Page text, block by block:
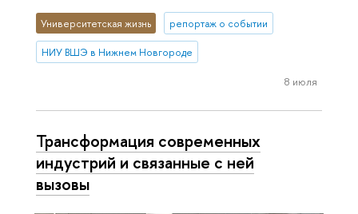
Университетская жизнь репортаж о событии
НИУ ВШЭ в Нижнем Новгороде
8 июля
Трансформация современных
индустрий и связанные с ней
вызовы